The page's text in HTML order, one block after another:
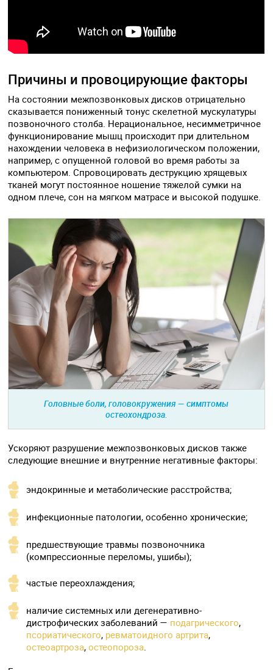
Причины и провоцирующие факторы
На состоянии межпозвонковых дисков отрицательно
сказывается пониженный тонус скелетной мускулатуры
позвоночного столба. Нерациональное, несимметричное
функционирование мышц происходит при длительном
нахождении человека в нефизиологическом положении,
например, с опущенной головой во время работы за
компьютером. Спровоцировать деструкцию хрящевых
тканей могут постоянное ношение тяжелой сумки на
одном плече, сон на мягком матрасе и высокой подушке.
Головные боли, головокружения — симптомы
остеохондроза.
Ускоряют разрушение межпозвонковых дисков также
следующие внешние и внутренние негативные факторы:
эндокринные и метаболические расстройства;
инфекционные патологии, особенно хронические;
предшествующие травмы позвоночника
(компрессионные переломы, ушибы);
частые переохлаждения;
наличие системных или дегенеративно-
дистрофических заболеваний — подагрического,
псориатического, ревматоидного артрита,
остеоартроза,остеопороза